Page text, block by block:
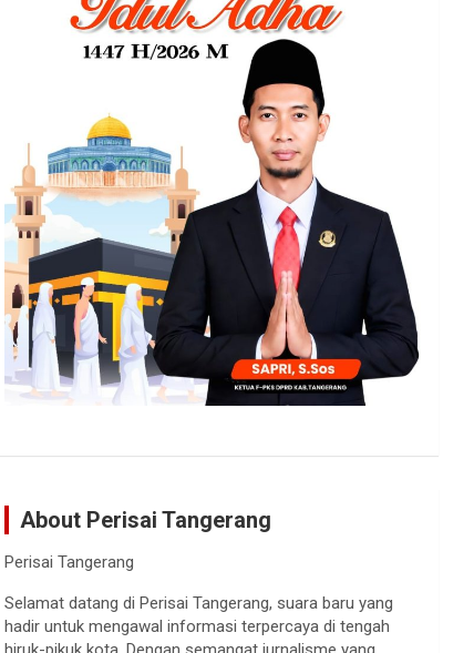
About Perisai Tangerang
Perisai Tangerang
Selamat datang di Perisai Tangerang, suara baru yang
hadir untuk mengawal informasi terpercaya di tengah